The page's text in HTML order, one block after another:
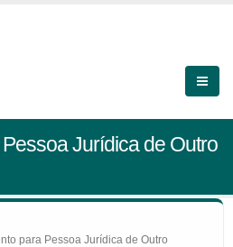
Jurídica de Outro
para Pessoa Jurídica de Outro